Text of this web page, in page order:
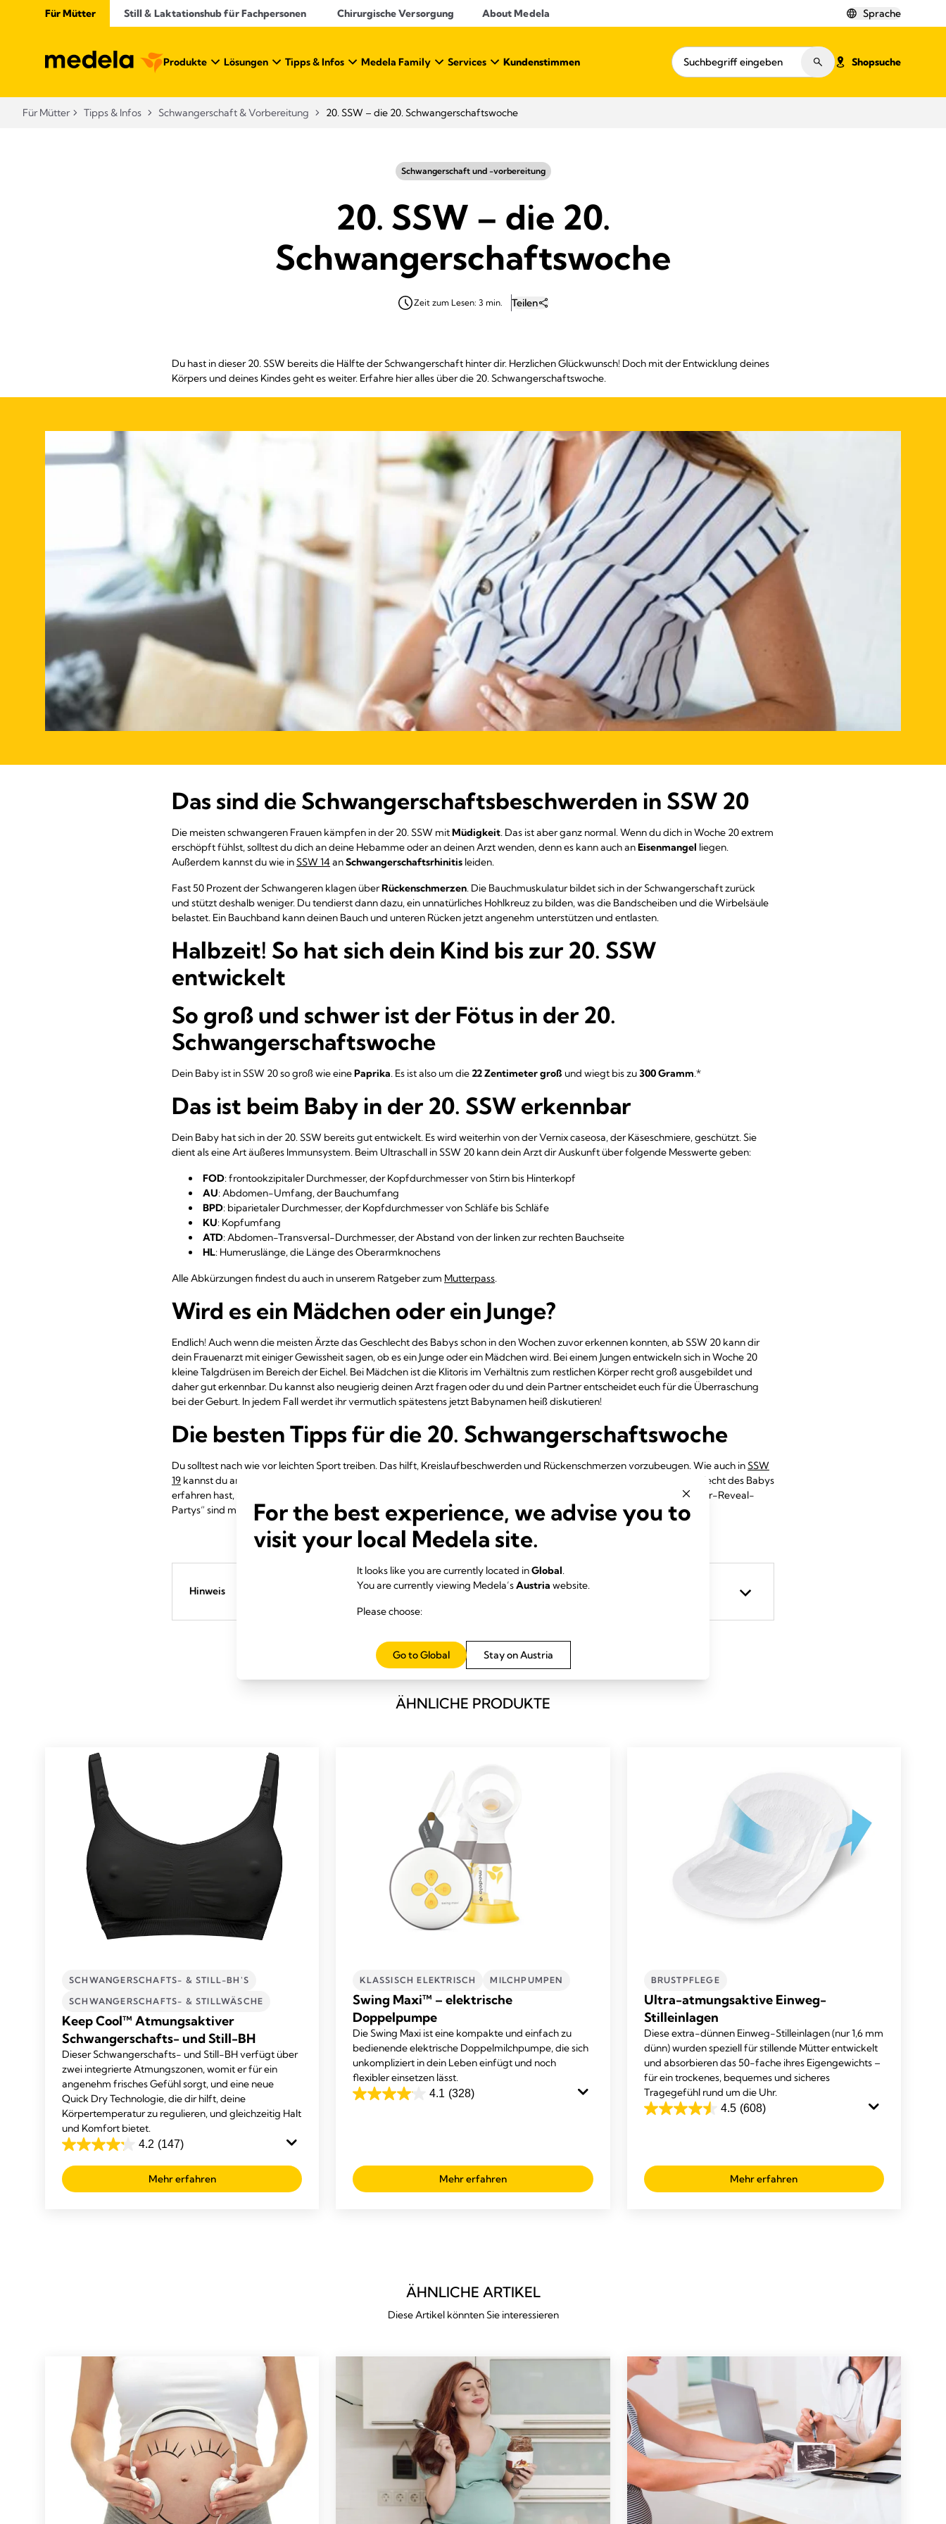
Für Mütter Still & Laktationshub für Fachpersonen Chirurgische Versorgung About Medela Sprache
Produkte Lösungen Tipps & Infos Medela Family Services Kundenstimmen Shopsuche
Für Mütter Tipps & Infos Schwangerschaft & Vorbereitung 20. SSW – die 20. Schwangerschaftswoche
Schwangerschaft und -vorbereitung
20. SSW – die 20.
Schwangerschaftswoche
Zeit zum Lesen: 3 min. Teilen
Du hast in dieser 20. SSW bereits die Hälfte der Schwangerschaft hinter dir. Herzlichen Glückwunsch! Doch mit der Entwicklung deines
Körpers und deines Kindes geht es weiter. Erfahre hier alles über die 20. Schwangerschaftswoche.
Das sind die Schwangerschaftsbeschwerden in SSW 20
Die meisten schwangeren Frauen kämpfen in der 20. SSW mitMüdigkeit. Das ist aber ganz normal. Wenn du dich in Woche 20 extrem
erschöpft fühlst, solltest du dich an deine Hebamme oder an deinen Arzt wenden, denn es kann auch anEisenmangel liegen.
Außerdem kannst du wie inSSW 14 anSchwangerschaftsrhinitis leiden.
Fast 50 Prozent der Schwangeren klagen überRückenschmerzen. Die Bauchmuskulatur bildet sich in der Schwangerschaft zurück
und stützt deshalb weniger. Du tendierst dann dazu, ein unnatürliches Hohlkreuz zu bilden, was die Bandscheiben und die Wirbelsäule
belastet. Ein Bauchband kann deinen Bauch und unteren Rücken jetzt angenehm unterstützen und entlasten.
Halbzeit! So hat sich dein Kind bis zur 20. SSW
entwickelt
So groß und schwer ist der Fötus in der 20.
Schwangerschaftswoche
Dein Baby ist in SSW 20 so groß wie einePaprika. Es ist also um die 22 Zentimeter groß und wiegt bis zu300 Gramm.*
Das ist beim Baby in der 20. SSW erkennbar
Dein Baby hat sich in der 20. SSW bereits gut entwickelt. Es wird weiterhin von der Vernix caseosa, der Käseschmiere, geschützt. Sie
dient als eine Art äußeres Immunsystem. Beim Ultraschall in SSW 20 kann dein Arzt dir Auskunft über folgende Messwerte geben:
FOD: frontookzipitaler Durchmesser, der Kopfdurchmesser von Stirn bis Hinterkopf
AU: Abdomen-Umfang, der Bauchumfang
BPD: biparietaler Durchmesser, der Kopfdurchmesser von Schläfe bis Schläfe
KU: Kopfumfang
ATD: Abdomen-Transversal-Durchmesser, der Abstand von der linken zur rechten Bauchseite
HL: Humeruslänge, die Länge des Oberarmknochens
Alle Abkürzungen findest du auch in unserem Ratgeber zum Mutterpass.
Wird es ein Mädchen oder ein Junge?
Endlich! Auch wenn die meisten Ärzte das Geschlecht des Babys schon in den Wochen zuvor erkennen konnten, ab SSW 20 kann dir
dein Frauenarzt mit einiger Gewissheit sagen, ob es ein Junge oder ein Mädchen wird. Bei einem Jungen entwickeln sich in Woche 20
kleine Talgdrüsen im Bereich der Eichel. Bei Mädchen ist die Klitoris im Verhältnis zum restlichen Körper recht groß ausgebildet und
daher gut erkennbar. Du kannst also neugierig deinen Arzt fragen oder du und dein Partner entscheidet euch für die Überraschung
bei der Geburt. In jedem Fall werdet ihr vermutlich spätestens jetzt Babynamen heiß diskutieren!
Die besten Tipps für die 20. Schwangerschaftswoche
Du solltest nach wie vor leichten Sport treiben. Das hilft, Kreislaufbeschwerden und Rückenschmerzen vorzubeugen. Wie auch inSSW
19 kannst du an Eisenmangel leiden, sprich deshalb mit deinem Arzt darüber. Wenn du beim Frauenarzt jetzt das Geschlecht des Babys
erfahren hast, kannst du dir überlegen, ob ihr es Familienangehörigen und Freunden verraten wollt. Sogenannte „Gender-Reveal-
Partys“ sind mittlerweile auch in Deutschland im Kommen.
Hinweis
ÄHNLICHE PRODUKTE
SCHWANGERSCHAFTS- & STILL-BH'S
SCHWANGERSCHAFTS- & STILLWÄSCHE
Keep Cool™ Atmungsaktiver
Schwangerschafts- und Still-BH
Dieser Schwangerschafts- und Still-BH verfügt über
zwei integrierte Atmungszonen, womit er für ein
angenehm frisches Gefühl sorgt, und eine neue
Quick Dry Technologie, die dir hilft, deine
Körpertemperatur zu regulieren, und gleichzeitig Halt
und Komfort bietet.
4.2 (147)
4.2
von
5
Mehr erfahren
KLASSISCH ELEKTRISCH MILCHPUMPEN
Swing Maxi™ – elektrische
Doppelpumpe
Die Swing Maxi ist eine kompakte und einfach zu
bedienende elektrische Doppelmilchpumpe, die sich
unkompliziert in dein Leben einfügt und noch
flexibler einsetzen lässt.
4.1 (328)
4.1
328
Bewertungen
Mehr erfahren
BRUSTPFLEGE
Ultra-atmungsaktive Einweg-
Stilleinlagen
Diese extra-dünnen Einweg-Stilleinlagen (nur 1,6 mm
dünn) wurden speziell für stillende Mütter entwickelt
und absorbieren das 50-fache ihres Eigengewichts –
für ein trockenes, bequemes und sicheres
Tragegefühl rund um die Uhr.
4.5 (608)
4.5
Sternen.
608
Mehr erfahren
ÄHNLICHE ARTIKEL
Diese Artikel könnten Sie interessieren
For the best experience, we advise you to
visit your local Medela site.
It looks like you are currently located inGlobal.
You are currently viewing Medela’sAustria website.
Please choose:
Stay on Austria
Go to Global